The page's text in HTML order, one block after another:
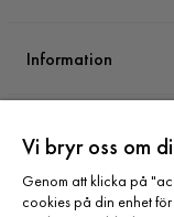
Information
Sortiment
Vi bryr oss om
Genom att klicka på
cookies på din enhet